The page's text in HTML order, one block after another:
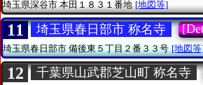
埼玉県深谷市本田１８３１番地 [地図等]
11 埼玉県春日部市 称名寺
埼玉県春日部市備後東５丁目２番３３号 [地図
12 千葉県山武郡芝山町 称名寺